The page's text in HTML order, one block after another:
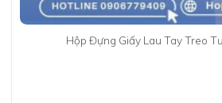
Hộp Đựng Giấy Lau Tay Treo